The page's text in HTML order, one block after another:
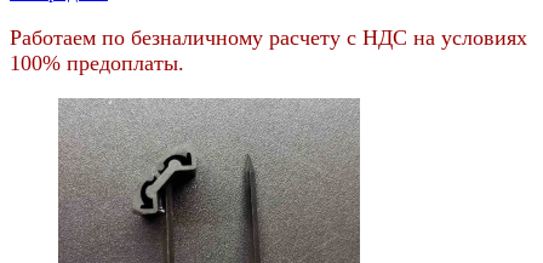
Работаем по безналичному расчету с НДС на условиях
100% предоплаты.